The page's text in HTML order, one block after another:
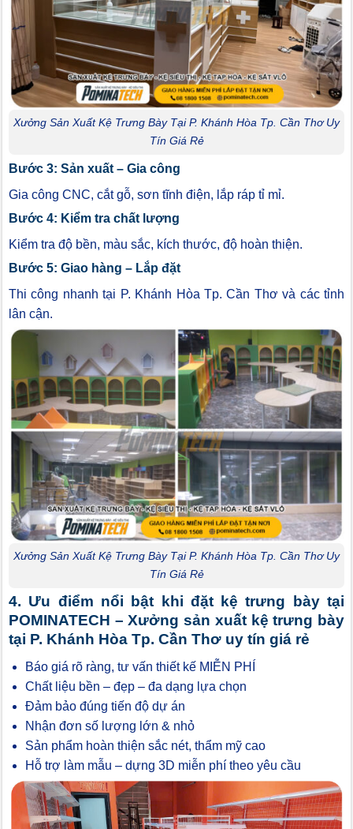
Xưởng Sản Xuất Kệ Trưng Bày Tại P. Khánh Hòa Tp. Cần Thơ Uy
Tín Giá Rẻ
Bước 3: Sản xuất – Gia công
Gia công CNC, cắt gỗ, sơn tĩnh điện, lắp ráp tỉ mỉ.
Bước 4: Kiểm tra chất lượng
Kiểm tra độ bền, màu sắc, kích thước, độ hoàn thiện.
Bước 5: Giao hàng – Lắp đặt
Thi công nhanh tại P. Khánh Hòa Tp. Cần Thơ và các tỉnh
lân cận.
Xưởng Sản Xuất Kệ Trưng Bày Tại P. Khánh Hòa Tp. Cần Thơ Uy
Tín Giá Rẻ
4. Ưu điểm nổi bật khi đặt kệ trưng bày tại
POMINATECH – Xưởng sản xuất kệ trưng bày
tại P. Khánh Hòa Tp. Cần Thơ uy tín giá rẻ
Báo giá rõ ràng, tư vấn thiết kế MIỄN PHÍ
Chất liệu bền – đẹp – đa dạng lựa chọn
Đảm bảo đúng tiến độ dự án
Nhận đơn số lượng lớn & nhỏ
Sản phẩm hoàn thiện sắc nét, thẩm mỹ cao
Hỗ trợ làm mẫu – dựng 3D miễn phí theo yêu cầu